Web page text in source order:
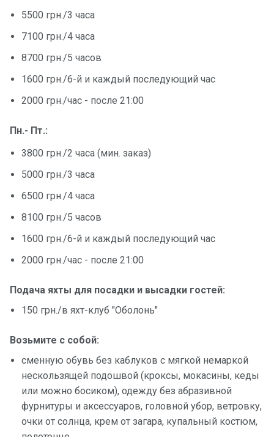
5500 грн./3 часа
7100 грн./4 часа
8700 грн./5 часов
1600 грн./6-й и каждый последующий час
2000 грн./час - после 21:00
Пн.- Пт.:
3800 грн./2 часа (мин. заказ)
5000 грн./3 часа
6500 грн./4 часа
8100 грн./5 часов
1600 грн./6-й и каждый последующий час
2000 грн./час - после 21:00
Подача яхты для посадки и высадки гостей:
150 грн./в яхт-клуб "Оболонь"
Возьмите с собой:
сменную обувь без каблуков с мягкой немаркой
нескользящей подошвой (кроксы, мокасины, кеды
или можно босиком), одежду без абразивной
фурнитуры и аксессуаров, головной убор, ветровку,
очки от солнца, крем от загара, купальный костюм,